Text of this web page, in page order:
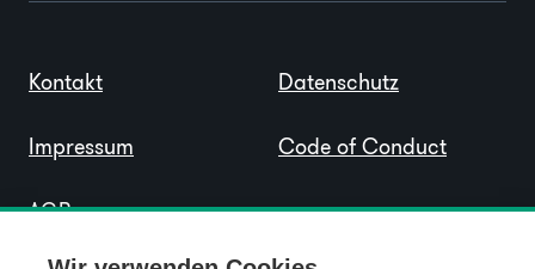
Kontakt
Impressum
AGB
Datenschutz
Code of Conduct